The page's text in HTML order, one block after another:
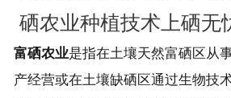
硒农业种植技术上硒无
富硒农业是指在土壤天然富硒区从
产经营或在土壤缺硒区通过生物技